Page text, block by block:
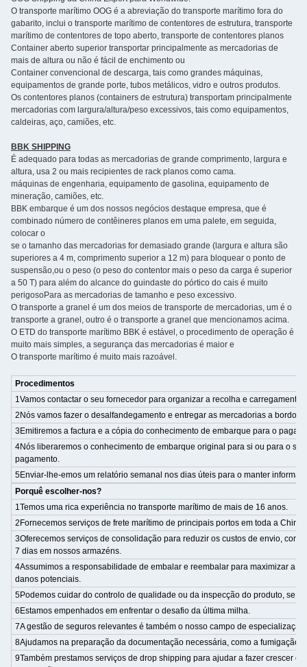
O transporte marítimo OOG é a abreviação do transporte marítimo fora do
gabarito, inclui o transporte marítimo de contentores de estrutura, transporte
marítimo de contentores de topo aberto, transporte de contentores planos
Container aberto superior transportar principalmente as mercadorias de
mais de altura ou não é fácil de enchimento ou
Container convencional de descarga, tais como grandes máquinas,
equipamentos de grande porte, tubos metálicos, vidro e outros produtos.
Os contentores planos (containers de estrutura) transportam principalmente
mercadorias com largura/altura/peso excessivos, tais como equipamentos,
caldeiras, aço, camiões, etc.
BBK SHIPPING
É adequado para todas as mercadorias de grande comprimento, largura e
altura, usa 2 ou mais recipientes de rack planos como cama.
máquinas de engenharia, equipamento de gasolina, equipamento de
mineração, camiões, etc.
BBK embarque é um dos nossos negócios destaque empresa, que é
combinado número de contêineres planos em uma palete, em seguida,
colocar o
se o tamanho das mercadorias for demasiado grande (largura e altura são
superiores a 4 m, comprimento superior a 12 m) para bloquear o ponto de
suspensão,ou o peso (o peso do contentor mais o peso da carga é superior
a 50 T) para além do alcance do guindaste do pórtico do cais é muito
perigosoPara as mercadorias de tamanho e peso excessivo.
O transporte a granel é um dos meios de transporte de mercadorias, um é o
transporte a granel, outro é o transporte a granel que mencionamos acima.
O ETD do transporte marítimo BBK é estável, o procedimento de operação é
muito mais simples, a segurança das mercadorias é maior e
O transporte marítimo é muito mais razoável.
Procedimentos
1Vamos contactar o seu fornecedor para organizar a recolha e carregamento.
2Nós vamos fazer o desalfandegamento e entregar as mercadorias a bordo
3Emitiremos a factura e a cópia do conhecimento de embarque para o
4Nós liberaremos o conhecimento de embarque original para si ou para o
pagamento.
5Enviar-lhe-emos um relatório semanal nos dias úteis para o manter
Porquê escolher-nos?
1Temos uma rica experiência no transporte marítimo de mais de 16 anos.
2Fornecemos serviços de frete marítimo de principais portos em toda a
3Oferecemos serviços de consolidação para reduzir os custos de envio, com
7 dias em nossos armazéns.
4Assumimos a responsabilidade de embalar e reembalar para maximizar a
danos potenciais.
5Podemos cuidar do controlo de qualidade ou da inspecção do produto, se
6Estamos empenhados em enfrentar o desafio da última milha.
7A gestão de seguros relevantes é também o nosso campo de especialização.
8Ajudamos na preparação da documentação necessária, como a fumigação
9Também prestamos serviços de drop shipping para ajudar a fazer crescer o